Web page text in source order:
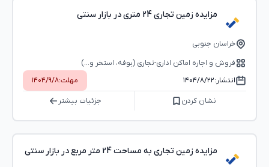
مزایده زمین تجاری 24 متری در بازار سنتی
خراسان جنوبی
فروش و اجاره اماکن اداری-تجاری (بوفه، استخر و...)
انتشار:۱۴۰۴/۸/۲۲ مهلت:۱۴۰۴/۹/۸
نشان کردن جزئیات بیشتر
مزایده زمین تجاری به مساحت 24 متر مربع در بازار سنتی